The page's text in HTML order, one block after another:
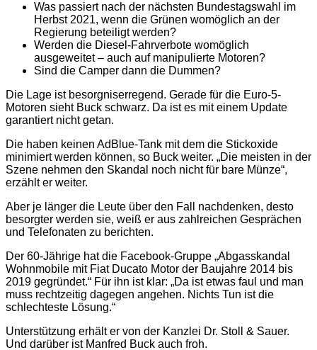
Was passiert nach der nächsten Bundestagswahl im
Herbst 2021, wenn die Grünen womöglich an der
Regierung beteiligt werden?
Werden die Diesel-Fahrverbote womöglich
ausgeweitet – auch auf manipulierte Motoren?
Sind die Camper dann die Dummen?
Die Lage ist besorgniserregend. Gerade für die Euro-5-
Motoren sieht Buck schwarz. Da ist es mit einem Update
garantiert nicht getan.
Die haben keinen AdBlue-Tank mit dem die Stickoxide
minimiert werden können, so Buck weiter. „Die meisten in der
Szene nehmen den Skandal noch nicht für bare Münze“,
erzählt er weiter.
Aber je länger die Leute über den Fall nachdenken, desto
besorgter werden sie, weiß er aus zahlreichen Gesprächen
und Telefonaten zu berichten.
Der 60-Jährige hat die Facebook-Gruppe „Abgasskandal
Wohnmobile mit Fiat Ducato Motor der Baujahre 2014 bis
2019 gegründet.“ Für ihn ist klar: „Da ist etwas faul und man
muss rechtzeitig dagegen angehen. Nichts Tun ist die
schlechteste Lösung.“
Unterstützung erhält er von der Kanzlei Dr. Stoll & Sauer.
Und darüber ist Manfred Buck auch froh.